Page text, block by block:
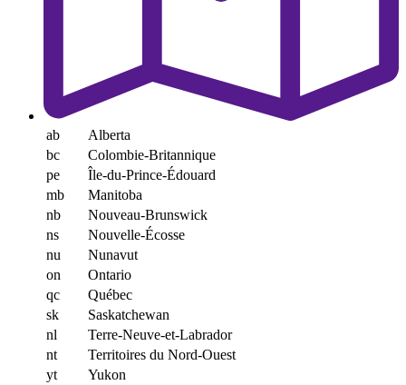
ab
Alberta
bc
Colombie-Britannique
pe
Île-du-Prince-Édouard
mb
Manitoba
nb
Nouveau-Brunswick
ns
Nouvelle-Écosse
nu
Nunavut
on
Ontario
qc
Québec
sk
Saskatchewan
nl
Terre-Neuve-et-Labrador
nt
Territoires du Nord-Ouest
yt
Yukon